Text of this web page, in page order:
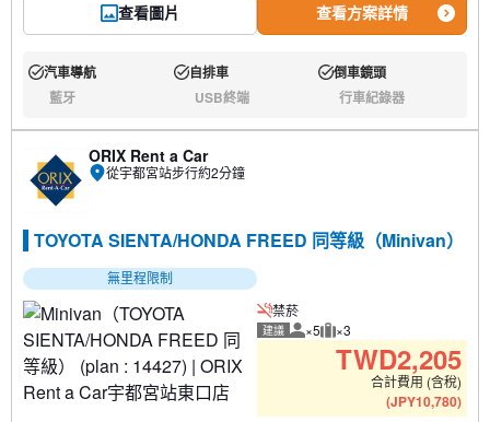
查看圖片 查看方案詳情
有:汽車導航 有:自排車 有:倒車鏡頭
藍牙 USB終端 行車紀錄器
ORIX Rent a Car
從宇都宮站步行約2分鐘
TOYOTA SIENTA/HONDA FREED 同等級（Minivan）
無里程限制
禁菸
建議 建議人數
×5 建議行李數量
×3
TWD2,205
合計費用 (含稅)
(JPY10,780)